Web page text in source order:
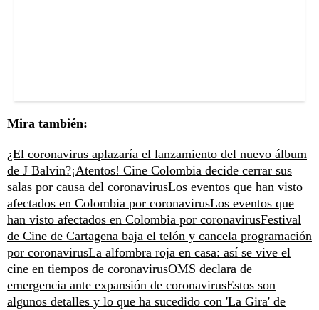
Mira también:
¿El coronavirus aplazaría el lanzamiento del nuevo álbum
de J Balvin?¡Atentos! Cine Colombia decide cerrar sus
salas por causa del coronavirusLos eventos que han visto
afectados en Colombia por coronavirusLos eventos que
han visto afectados en Colombia por coronavirusFestival
de Cine de Cartagena baja el telón y cancela programación
por coronavirusLa alfombra roja en casa: así se vive el
cine en tiempos de coronavirusOMS declara de
emergencia ante expansión de coronavirusEstos son
algunos detalles y lo que ha sucedido con 'La Gira' de